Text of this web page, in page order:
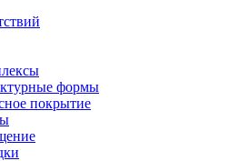
формы
покрытие